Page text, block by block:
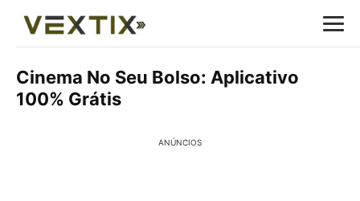
Cinema No Seu Bolso: Aplicativo
100% Grátis
ANÚNCIOS